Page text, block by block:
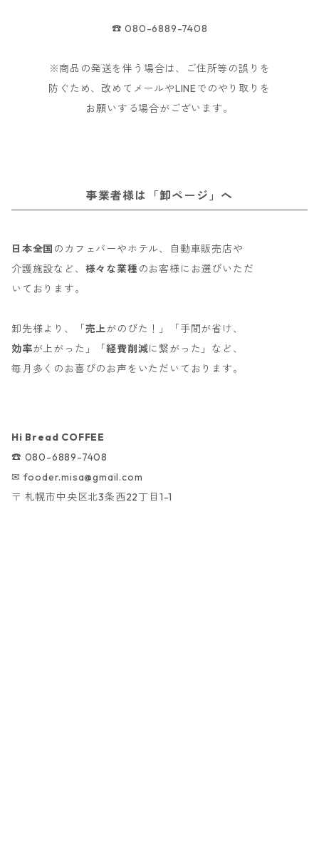
☎︎ 080-6889-7408
※商品の発送を伴う場合は、ご住所等の誤りを
防ぐため、改めてメールやLINEでのやり取りを
お願いする場合がございます。
事業者様は「卸ページ」へ
日本全国 のカフェバーやホテル、自動車販売店や
介護施設など、 様々な業種 のお客様にお選びいただ
いております。
卸先様より、「 売上がのびた！」「手間が省け、
効率が上がった」「経費削減に繋がった」など、
毎月多くのお喜びのお声をいただいております。
Hi Bread COFFEE
☎︎ 080-6889-7408
✉︎ fooder.misa@gmail.com
〒 札幌市中央区北3条西22丁目1-1